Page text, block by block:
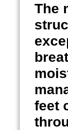
The
feet